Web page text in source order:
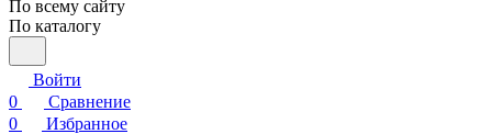
По всему сайту
По каталогу
Войти
0
Сравнение
0
Избранное